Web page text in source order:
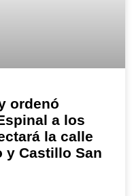
ordenó
a los
la calle
y Castillo San